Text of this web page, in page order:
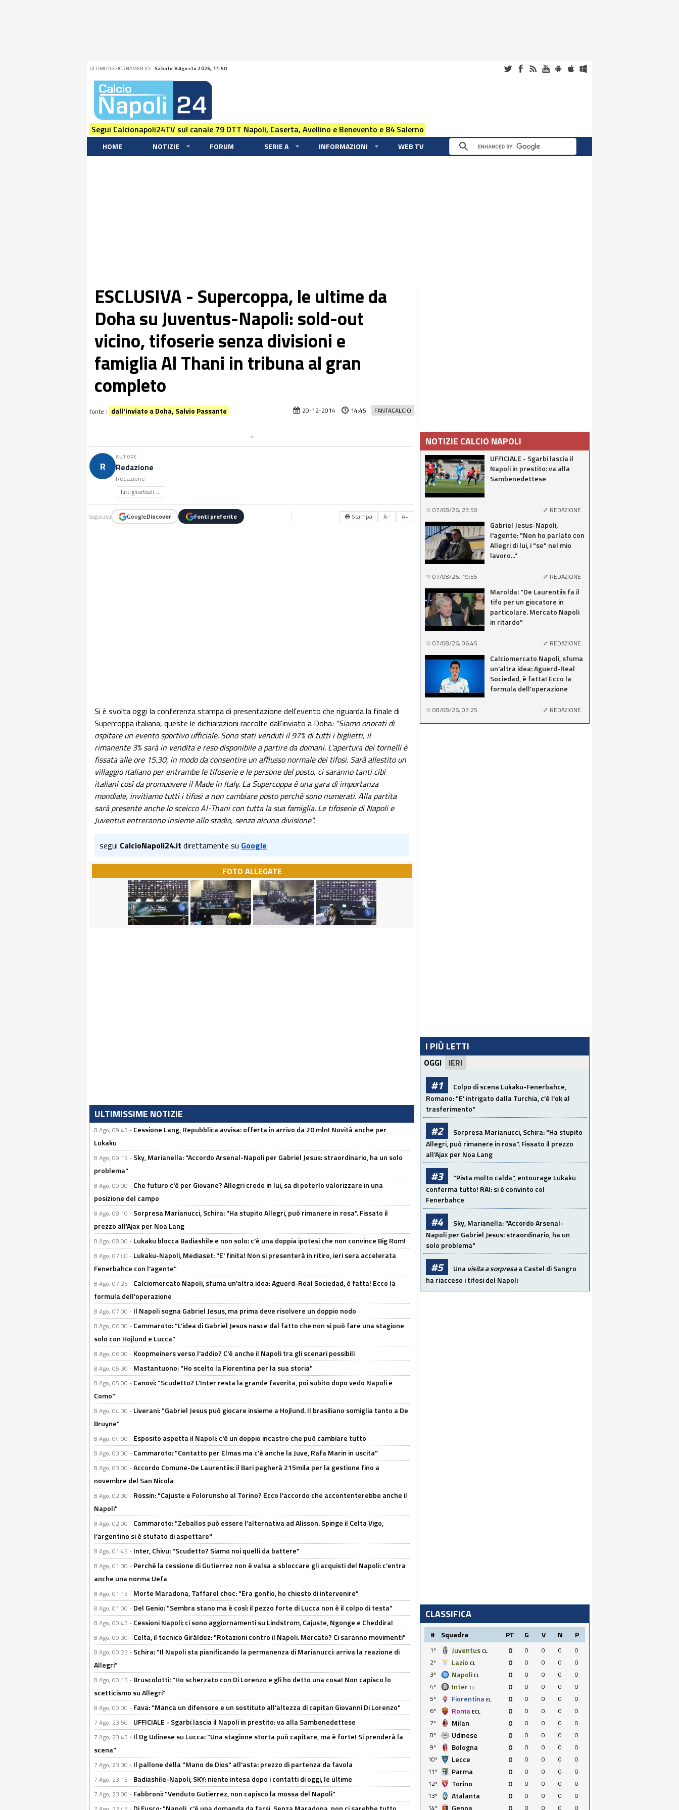
ULTIMO AGGIORNAMENTO: Sabato 8 Agosto 2026, 11:50
Segui Calcionapoli24TV sul canale 79 DTT Napoli, Caserta, Avellino e Benevento e 84 Salerno
HOME NOTIZIE FORUM SERIE A INFORMAZIONI WEB TV
ESCLUSIVA - Supercoppa, le ultime da
Doha su Juventus-Napoli: sold-out
vicino, tifoserie senza divisioni e
famiglia Al Thani in tribuna al gran
completo
FANTACALCIO
20-12-2014 14:45
fonte : dall'inviato a Doha, Salvio Passante
R
AUTORE
Redazione
Redazione
Tutti gli articoli →
Seguici su GoogleDiscover Fonti preferite 🖶 Stampa A− A+
Si è svolta oggi la conferenza stampa di presentazione dell'evento che riguarda la finale di
Supercoppa italiana, queste le dichiarazioni raccolte dall'inviato a Doha: "Siamo onorati di
ospitare un evento sportivo ufficiale. Sono stati venduti il 97% di tutti i biglietti, il
rimanente 3% sarà in vendita e reso disponibile a partire da domani. L'apertura dei tornelli è
fissata alle ore 15.30, in modo da consentire un afflusso normale dei tifosi. Sarà allestito un
villaggio italiano per entrambe le tifoserie e le persone del posto, ci saranno tanti cibi
italiani così da promuovere il Made in Italy. La Supercoppa è una gara di importanza
mondiale, invitiamo tutti i tifosi a non cambiare posto perchè sono numerati. Alla partita
sarà presente anche lo sceicco Al-Thani con tutta la sua famiglia. Le tifoserie di Napoli e
Juventus entreranno insieme allo stadio, senza alcuna divisione".
segui CalcioNapoli24.it direttamente su Google
FOTO ALLEGATE
ULTIMISSIME NOTIZIE
8 Ago, 09:45 - Cessione Lang, Repubblica avvisa: offerta in arrivo da 20 mln! Novità anche per
Lukaku
8 Ago, 09:15 - Sky, Marianella: "Accordo Arsenal-Napoli per Gabriel Jesus: straordinario, ha un solo
problema"
8 Ago, 09:00 - Che futuro c'è per Giovane? Allegri crede in lui, sa di poterlo valorizzare in una
posizione del campo
8 Ago, 08:10 - Sorpresa Marianucci, Schira: "Ha stupito Allegri, può rimanere in rosa". Fissato il
prezzo all'Ajax per Noa Lang
8 Ago, 08:00 - Lukaku blocca Badiashile e non solo: c'è una doppia ipotesi che non convince Big Rom!
8 Ago, 07:40 - Lukaku-Napoli, Mediaset: "E' finita! Non si presenterà in ritiro, ieri sera accelerata
Fenerbahce con l'agente"
8 Ago, 07:25 - Calciomercato Napoli, sfuma un'altra idea: Aguerd-Real Sociedad, è fatta! Ecco la
formula dell'operazione
8 Ago, 07:00 - Il Napoli sogna Gabriel Jesus, ma prima deve risolvere un doppio nodo
8 Ago, 06:30 - Cammaroto: "L’idea di Gabriel Jesus nasce dal fatto che non si può fare una stagione
solo con Hojlund e Lucca"
8 Ago, 06:00 - Koopmeiners verso l'addio? C'è anche il Napoli tra gli scenari possibili
8 Ago, 05:30 - Mastantuono: "Ho scelto la Fiorentina per la sua storia"
8 Ago, 05:00 - Canovi: "Scudetto? L'Inter resta la grande favorita, poi subito dopo vedo Napoli e
Como"
8 Ago, 04:30 - Liverani: "Gabriel Jesus può giocare insieme a Hojlund. Il brasiliano somiglia tanto a De
Bruyne"
8 Ago, 04:00 - Esposito aspetta il Napoli: c'è un doppio incastro che può cambiare tutto
8 Ago, 03:30 - Cammaroto: "Contatto per Elmas ma c'è anche la Juve, Rafa Marin in uscita"
8 Ago, 03:00 -Accordo Comune-De Laurentiis: il Bari pagherà 215mila per la gestione fino a
novembre del San Nicola
8 Ago, 02:30 - Rossin: "Cajuste e Folorunsho al Torino? Ecco l'accordo che accontenterebbe anche il
Napoli"
8 Ago, 02:00 - Cammaroto: "Zeballos può essere l’alternativa ad Alisson. Spinge il Celta Vigo,
l’argentino si è stufato di aspettare"
8 Ago, 01:45 - Inter, Chivu: "Scudetto? Siamo noi quelli da battere"
8 Ago, 01:30 - Perché la cessione di Gutierrez non è valsa a sbloccare gli acquisti del Napoli: c'entra
anche una norma Uefa
8 Ago, 01:15 - Morte Maradona, Taffarel choc: "Era gonfio, ho chiesto di intervenire"
8 Ago, 01:00 - Del Genio: "Sembra stano ma è così: il pezzo forte di Lucca non è il colpo di testa"
8 Ago, 00:45 - Cessioni Napoli: ci sono aggiornamenti su Lindstrom, Cajuste, Ngonge e Cheddira!
8 Ago, 00:30 - Celta, il tecnico Giráldez: "Rotazioni contro il Napoli. Mercato? Ci saranno movimenti"
8 Ago, 00:23 - Schira: "Il Napoli sta pianificando la permanenza di Marianucci: arriva la reazione di
Allegri"
8 Ago, 00:15 - Bruscolotti: "Ho scherzato con Di Lorenzo e gli ho detto una cosa! Non capisco lo
scetticismo su Allegri"
8 Ago, 00:00 - Fava: "Manca un difensore e un sostituto all’altezza di capitan Giovanni Di Lorenzo"
7 Ago, 23:50 - UFFICIALE - Sgarbi lascia il Napoli in prestito: va alla Sambenedettese
7 Ago, 23:45 - Il Dg Udinese su Lucca: "Una stagione storta può capitare, ma è forte! Si prenderà la
scena"
7 Ago, 23:30 - Il pallone della "Mano de Dios" all'asta: prezzo di partenza da favola
7 Ago, 23:15 - Badiashile-Napoli, SKY: niente intesa dopo i contatti di oggi, le ultime
7 Ago, 23:00 - Fabbroni: "Venduto Gutierrez, non capisco la mossa del Napoli"
NOTIZIE CALCIO NAPOLI
UFFICIALE - Sgarbi lascia il
Napoli in prestito: va alla
Sambenedettese
07/08/26, 23:50 REDAZIONE
Gabriel Jesus-Napoli,
l'agente: "Non ho parlato con
Allegri di lui, i "se" nel mio
lavoro..."
07/08/26, 19:55 REDAZIONE
Marolda: "De Laurentiis fa il
tifo per un giocatore in
particolare. Mercato Napoli
in ritardo"
07/08/26, 06:45 REDAZIONE
Calciomercato Napoli, sfuma
un'altra idea: Aguerd-Real
Sociedad, è fatta! Ecco la
formula dell'operazione
08/08/26, 07:25 REDAZIONE
I PIÙ LETTI
OGGI IERI
#1
Colpo di scena Lukaku-Fenerbahce,
Romano: "E' intrigato dalla Turchia, c'è l'ok al
trasferimento"
#2
Sorpresa Marianucci, Schira: "Ha stupito
Allegri, può rimanere in rosa". Fissato il prezzo
all'Ajax per Noa Lang
#3
"Pista molto calda", entourage Lukaku
conferma tutto! RAI: si è convinto col
Fenerbahce
#4
Sky, Marianella: "Accordo Arsenal-
Napoli per Gabriel Jesus: straordinario, ha un
solo problema"
#5 Una visita a sorpresaa Castel di Sangro
ha riacceso i tifosi del Napoli
CLASSIFICA
# Squadra PT G V N P
1º Juventus CL 0 0 0 0
0
2º
Lazio CL 0 0 0 0
0
3º
Napoli CL 0 0 0 0
0
4º
Inter CL 0 0 0 0
0
5º
Fiorentina EL 0 0 0 0
0
6º
Roma ECL 0 0 0 0
0
7º
Milan 0 0 0 0
0
8º
Udinese 0 0 0 0
0
9º
Bologna 0 0 0 0
0
10º
Lecce 0 0 0 0
0
11º
Parma 0 0 0 0
0
12º
Torino 0 0 0 0
0
13º
Atalanta 0 0 0 0
0
14º
Genoa 0 0 0 0 0